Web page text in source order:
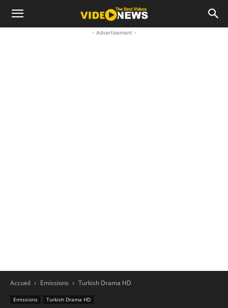
- Advertisement -
Accueil Emissions Turkish Drama HD
Emissions Turkish Drama HD